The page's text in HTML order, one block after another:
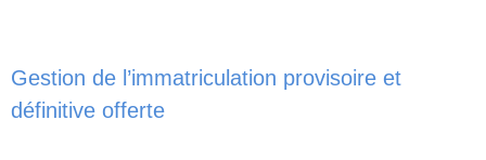
Gestion de l’immatriculation provisoire et
définitive offerte